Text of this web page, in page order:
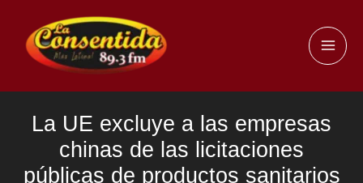
contenido
La UE excluye a las empresas
chinas de las licitaciones
públicas de productos sanitarios